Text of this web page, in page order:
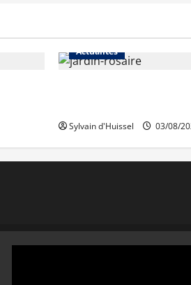
Actualités
Sylvain d'Huissel 03/08/